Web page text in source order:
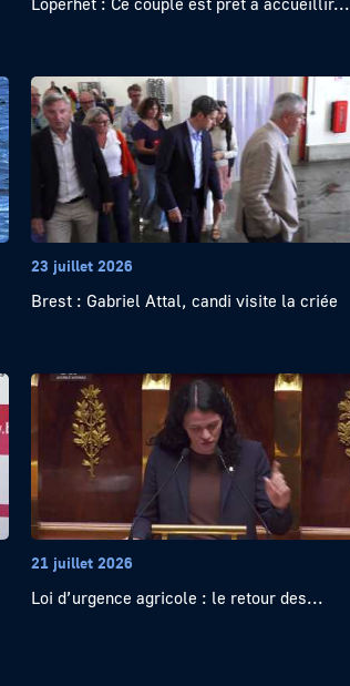
23 juillet 2026
Brest : Gabriel Attal, candi visite la criée
21 juillet 2026
Loi d’urgence agricole : le retour des...